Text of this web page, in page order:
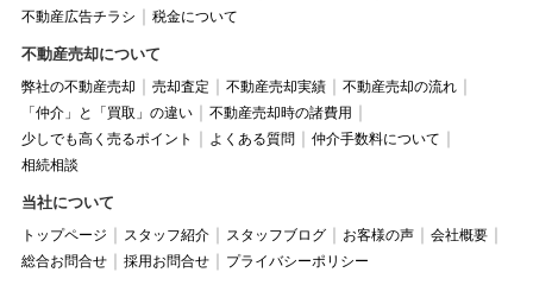
不動産広告チラシ
税金について
不動産売却について
弊社の不動産売却 売却査定 不動産売却実績
不動産売却の流れ
「仲介」と「買取」の違い
不動産売却時の諸費用
少しでも高く売るポイント
よくある質問
仲介手数料について
相続相談
当社について
トップページ スタッフ紹介 スタッフブログ お客様の声
会社概要
総合お問合せ
採用お問合せ プライバシーポリシー